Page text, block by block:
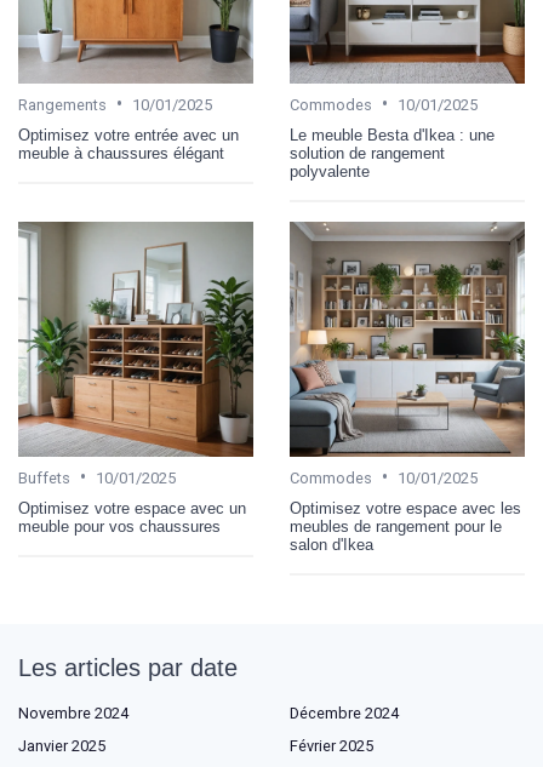
Rangements •
10/01/2025
Optimisez votre entrée avec un
meuble à chaussures élégant
Commodes •
10/01/2025
Le meuble Besta d'Ikea : une
solution de rangement
polyvalente
Buffets •
10/01/2025
Optimisez votre espace avec un
meuble pour vos chaussures
Commodes •
10/01/2025
Optimisez votre espace avec les
meubles de rangement pour le
salon d'Ikea
Les articles par date
Novembre 2024
Décembre 2024
Janvier 2025
Février 2025